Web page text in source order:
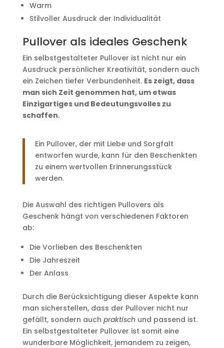
Warm
Stilvoller Ausdruck der Individualität
Pullover als ideales Geschenk
Ein selbstgestalteter Pullover ist nicht nur ein
Ausdruck persönlicher Kreativität, sondern auch
ein Zeichen tiefer Verbundenheit. Es zeigt, dass
man sich Zeit genommen hat, um etwas
Einzigartiges und Bedeutungsvolles zu
schaffen.
Ein Pullover, der mit Liebe und Sorgfalt
entworfen wurde, kann für den Beschenkten
zu einem wertvollen Erinnerungsstück
werden.
Die Auswahl des richtigen Pullovers als
Geschenk hängt von verschiedenen Faktoren
ab:
Die Vorlieben des Beschenkten
Die Jahreszeit
Der Anlass
Durch die Berücksichtigung dieser Aspekte kann
man sicherstellen, dass der Pullover nicht nur
gefällt, sondern auch praktischund passend ist.
Ein selbstgestalteter Pullover ist somit eine
wunderbare Möglichkeit, jemandem zu zeigen,